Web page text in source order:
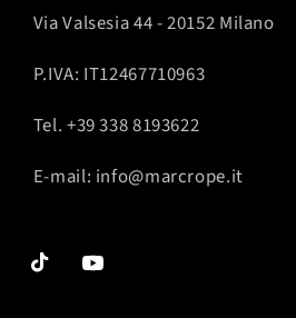
Via Valsesia 44 - 20152 Milano
P.IVA: IT12467710963
Tel. +39 338 8193622
E-mail: info@marcrope.it
TikTok YouTube